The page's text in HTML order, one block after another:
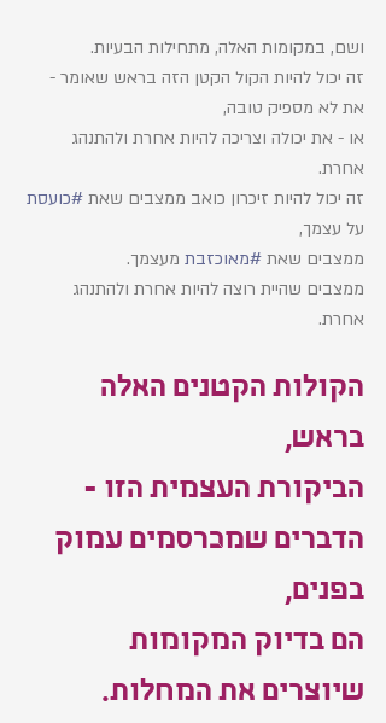
ושם, במקומות האלה, מתחילות הבעיות.
זה יכול להיות הקול הקטן הזה בראש שאומר -
את לא מספיק טובה,
או - את יכולה וצריכה להיות אחרת ולהתנהג
אחרת.
זה יכול להיות זיכרון כואב ממצבים שאת #כועסת
על עצמך,
ממצבים שאת #מאוכזבת מעצמך.
ממצבים שהיית רוצה להיות אחרת ולהתנהג
אחרת.
הקולות הקטנים האלה
בראש,
הביקורת העצמית הזו -
הדברים שמכרסמים עמוק
בפנים,
הם בדיוק המקומות
שיוצרים את המחלות.